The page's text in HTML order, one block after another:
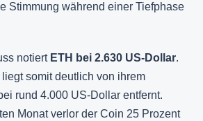
Stimmung während einer Tiefphase
notiert ETH bei 2.630 US-Dollar.
somit deutlich von ihrem
rund 4.000 US-Dollar entfernt.
Monat verlor der Coin 25 Prozent